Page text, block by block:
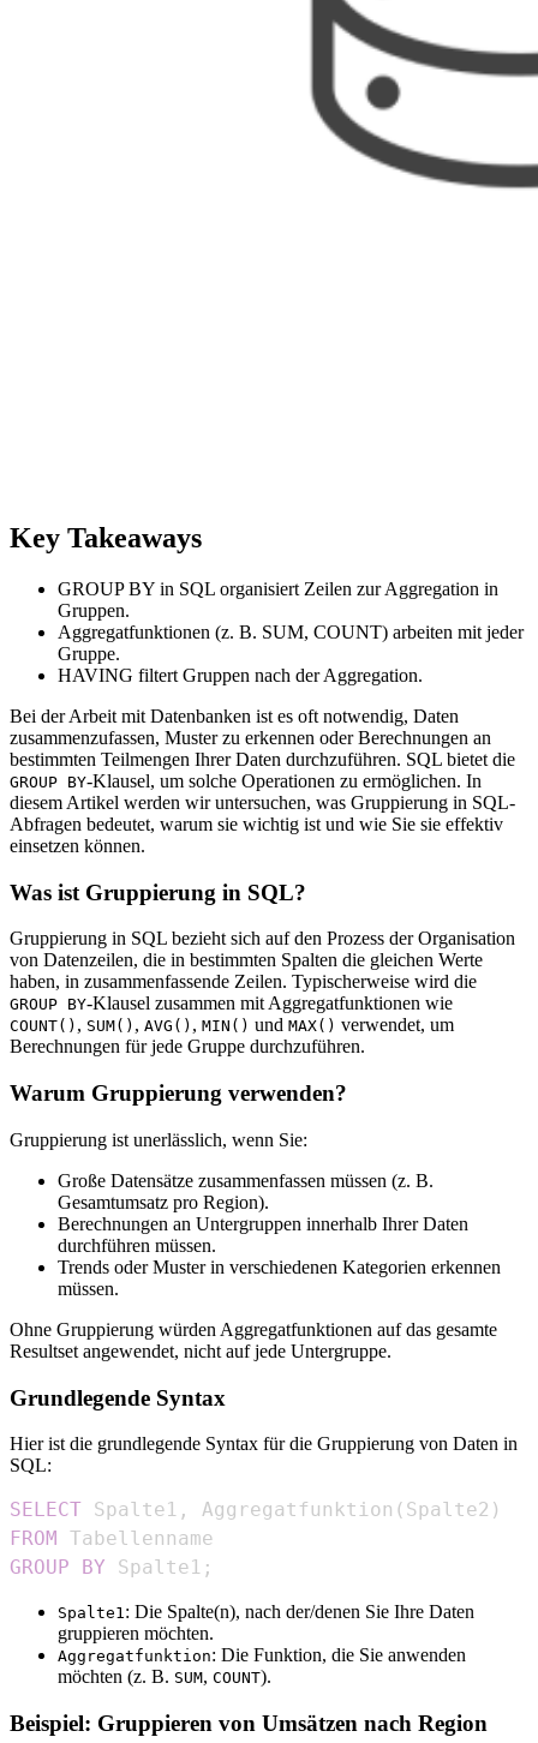
Key Takeaways
GROUP BY in SQL organisiert Zeilen zur Aggregation in
Gruppen.
Aggregatfunktionen (z. B. SUM, COUNT) arbeiten mit jeder
Gruppe.
HAVING filtert Gruppen nach der Aggregation.
Bei der Arbeit mit Datenbanken ist es oft notwendig, Daten
zusammenzufassen, Muster zu erkennen oder Berechnungen an
bestimmten Teilmengen Ihrer Daten durchzuführen. SQL bietet die
GROUP BY-Klausel, um solche Operationen zu ermöglichen. In
diesem Artikel werden wir untersuchen, was Gruppierung in SQL-
Abfragen bedeutet, warum sie wichtig ist und wie Sie sie effektiv
einsetzen können.
Was ist Gruppierung in SQL?
Gruppierung in SQL bezieht sich auf den Prozess der Organisation
von Datenzeilen, die in bestimmten Spalten die gleichen Werte
haben, in zusammenfassende Zeilen. Typischerweise wird die
GROUP BY-Klausel zusammen mit Aggregatfunktionen wie
COUNT() , SUM() , AVG() , MIN() und MAX() verwendet, um
Berechnungen für jede Gruppe durchzuführen.
Warum Gruppierung verwenden?
Gruppierung ist unerlässlich, wenn Sie:
Große Datensätze zusammenfassen müssen (z. B.
Gesamtumsatz pro Region).
Berechnungen an Untergruppen innerhalb Ihrer Daten
durchführen müssen.
Trends oder Muster in verschiedenen Kategorien erkennen
müssen.
Ohne Gruppierung würden Aggregatfunktionen auf das gesamte
Resultset angewendet, nicht auf jede Untergruppe.
Grundlegende Syntax
Hier ist die grundlegende Syntax für die Gruppierung von Daten in
SQL:
SELECT Spalte1 , Aggregatfunktion ( Spalte2 )
FROM
GROUP
BY Spalte1 ;
Spalte1: Die Spalte(n), nach der/denen Sie Ihre Daten
gruppieren möchten.
Aggregatfunktion: Die Funktion, die Sie anwenden
möchten (z. B. SUM, COUNT).
Beispiel: Gruppieren von Umsätzen nach Region